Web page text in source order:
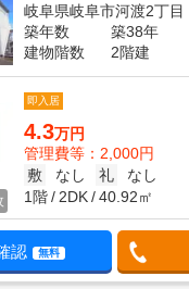
岐阜県岐阜市河渡2丁目
築年数
築38年
建物階数
2階建
即入居
4.3万円
管理費等：2,000円
敷
なし 礼
なし
1階
2DK 40.92㎡
認 無料